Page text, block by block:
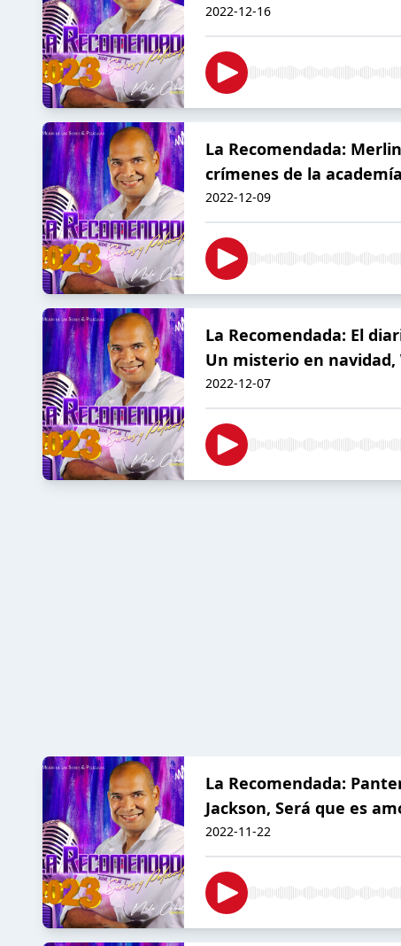
2022-12-16
La Recomendada:
crímenes de la
2022-12-09
La Recomendada: El
Un misterio en navidad,
2022-12-07
La Recomendada:
Jackson, Será que es
2022-11-22